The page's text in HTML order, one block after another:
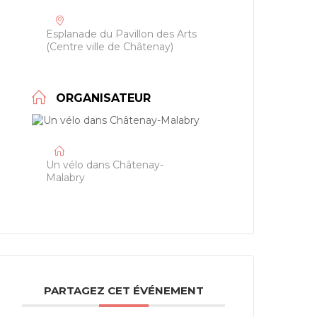
Esplanade du Pavillon des Arts
(Centre ville de Châtenay)
ORGANISATEUR
Un vélo dans Châtenay-
Malabry
PARTAGEZ CET ÉVÉNEMENT